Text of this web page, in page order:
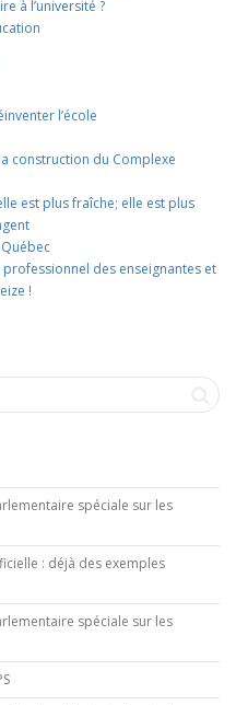
à l’université ?
l’école
construction du Complexe
est plus fraîche; elle est plus
des enseignantes et
!
spéciale sur les
: déjà des exemples
spéciale sur les